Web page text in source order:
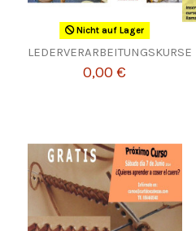
Nicht auf Lager
LEDERVERARBEITUNGSKURSE
0,00 €